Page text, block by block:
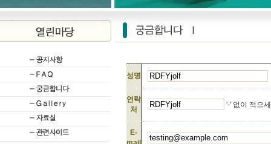
성명
연락
처
'-' 없이 적으
E-